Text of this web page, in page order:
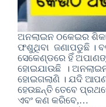
ଅନଲାଇନ ଠକେଇର
ଫଶୁଥିବା ଜଣାପଡୁଛି ।
ସେକେଣ୍ଡରେ ହିଁ
ହୋଇଯାଉଛି ।
ହୋଇଗଲାଣି । ଯଦି
ହେଉଛନ୍ତି ତେବେ
ଏବଂ କଣ କରିବେ,…